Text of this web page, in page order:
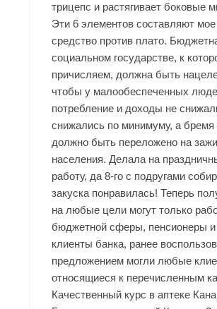
трицепс и растягивает боковые
Эти 6 элементов составляют
средство против плато.
социальном государстве, к
причисляем, должна быть
чтобы у малообеспеченных
потребление и доходы не
снижались по минимуму, а бремя
должно быть переложено на
населения. Делала на
работу, да 8-го с подругами
закуска понравилась! Теперь
на любые цели могут только
бюджетной сферы, пенсионеры и
клиенты банка, ранее
предложением могли любые
относящиеся к перечисленным
Качественный курс в аптеке